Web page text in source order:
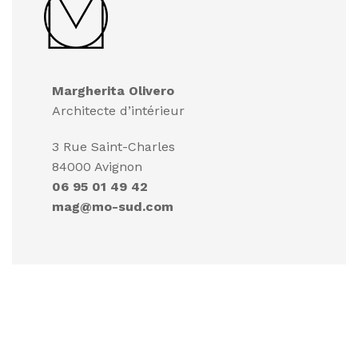
Margherita Olivero
Architecte d’intérieur
3 Rue Saint-Charles
84000 Avignon
06 95 01 49 42
mag@mo-sud.com